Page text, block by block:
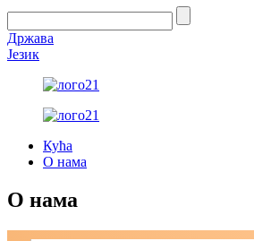
Држава
Језик
Кућа
О нама
О нама